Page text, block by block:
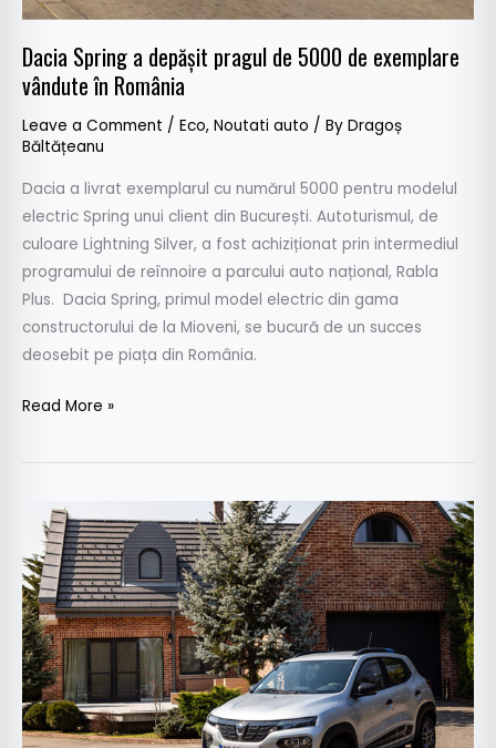
Dacia Spring a depășit pragul de 5000 de exemplare
vândute în România
Leave a Comment / Eco, Noutati auto / By Dragoș
Băltățeanu
Dacia a livrat exemplarul cu numărul 5000 pentru modelul
electric Spring unui client din București. Autoturismul, de
culoare Lightning Silver, a fost achiziționat prin intermediul
programului de reînnoire a parcului auto național, Rabla
Plus. Dacia Spring, primul model electric din gama
constructorului de la Mioveni, se bucură de un succes
deosebit pe piața din România.
România
Read More »
Nouă
majorare
de
preț
pentru
Dacia
Spring